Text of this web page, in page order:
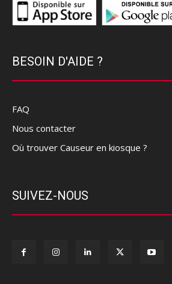
BESOIN D'AIDE ?
FAQ
Nous contacter
Où trouver Causeur en kiosque ?
SUIVEZ-NOUS